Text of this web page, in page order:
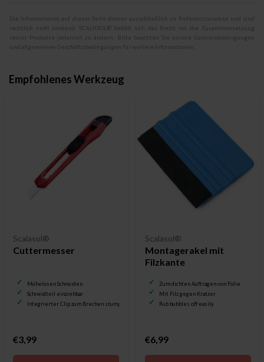
Die Informationen auf dieser Seite dienen ausschließlich zu Referenzzwecken und sind
rechtlich nicht bindend. SCALASOL® behält sich das Recht vor, die Zusammensetzung
seiner Produkte jederzeit zu ändern. Bitte beachten Sie unsere Garantiebedingungen
und allgemeinen Geschäftsbedingungen für weitere Informationen.
Empfohlenes Werkzeug
Scalasol®
Cuttermesser
Mühelosen Schneiden
Schneidteil einziehbar
Integrierter Clip zum Brechen stumpfer Klingen
€3,99
Scalasol®
Montagerakel mit
Filzkante
Zum dichten Auftragen von Folie
Mit Filz gegen Kratzer
Rub bubbles off easily
€6,99